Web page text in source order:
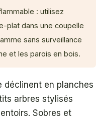
: utilisez
plat dans une coupelle
sans surveillance
et les parois en bois.
déclinent en planches
arbres stylisés
Sobres et